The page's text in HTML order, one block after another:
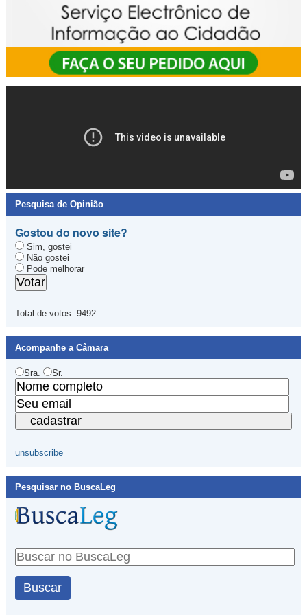
Pesquisa de Opinião
Gostou do novo site?
Sim, gostei
Não gostei
Pode melhorar
Total de votos: 9492
Acompanhe a Câmara
Sra. Sr.
unsubscribe
Pesquisar no BuscaLeg